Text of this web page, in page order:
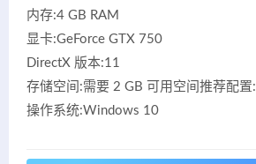
内存:4 GB RAM
显卡:GeForce GTX 750
DirectX 版本:11
存储空间:需要 2 GB 可用空间推荐配置:
操作系统:Windows 10